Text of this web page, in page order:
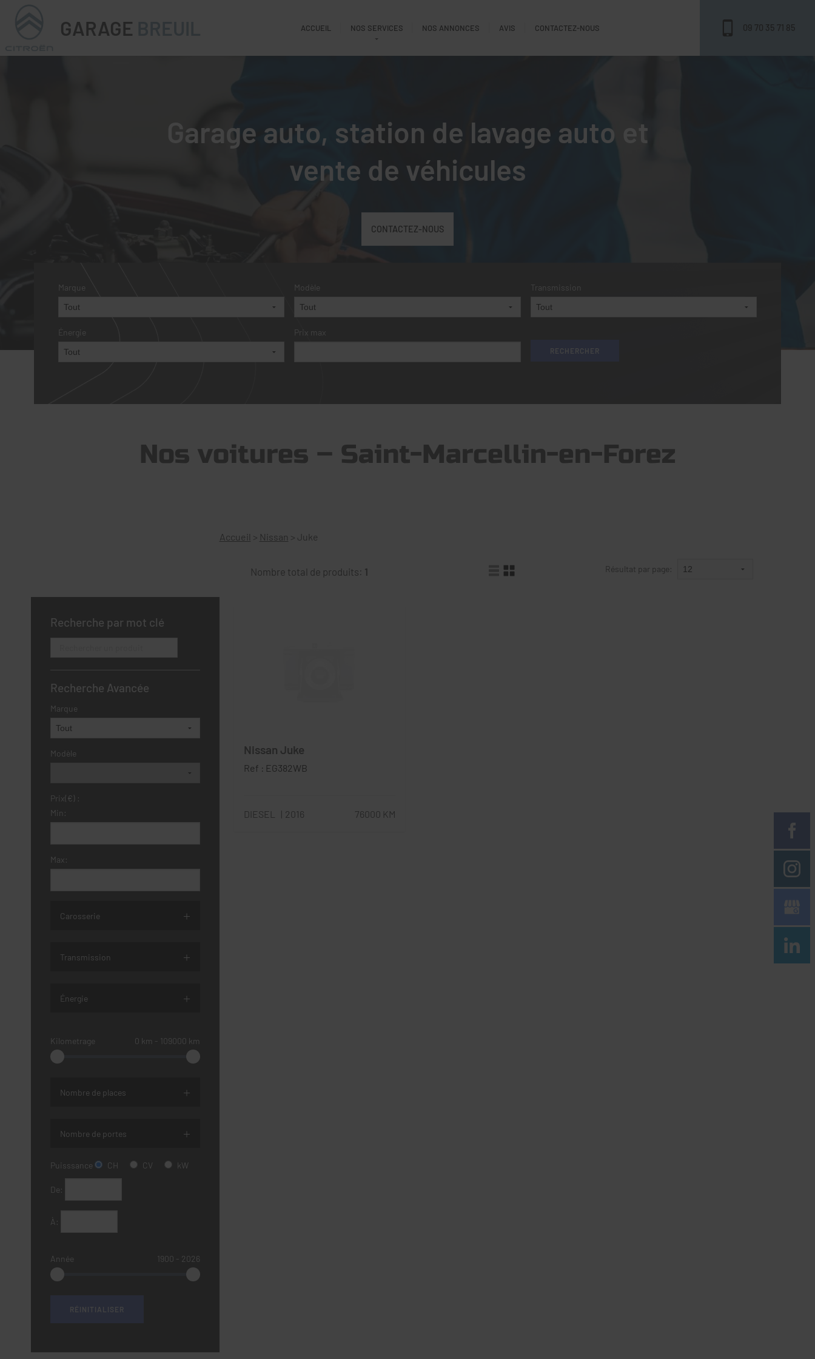
GARAGE ACCUEIL NOS SERVICES NOS ANNONCES AVIS CONTACTEZ-NOUS 09 70 35 71 85
Garage auto, station de lavage auto et
vente de véhicules
CONTACTEZ-NOUS
Marque
Énergie
Modèle
Prix max
Transmission
Nos voitures – Saint-Marcellin-en-Forez
Recherche par mot clé
Recherche Avancée
Marque
Modèle
Prix(€) :
Min:
Max:
Carosserie
Transmission
Énergie
Kilometrage 0 km ‐ 109000 km
Nombre de places
Nombre de portes
Puisssance CH CV kW
De:
À:
Année 1900 ‐ 2026
Accueil > Nissan > Juke
Nombre total de produits: 1 Résultat par page:
Nissan Juke
Ref : EG382WB
DIESEL 2016 76000 KM